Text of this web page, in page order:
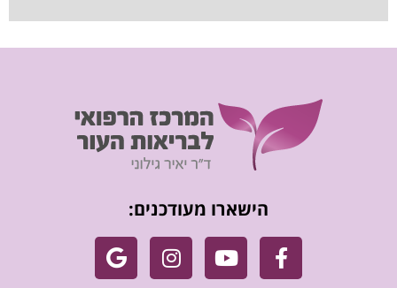
הישארו מעודכנים: